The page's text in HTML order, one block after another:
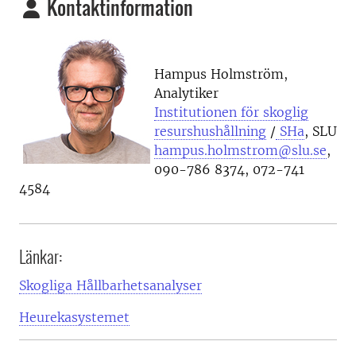
Kontaktinformation
Hampus Holmström,
Analytiker
Institutionen för skoglig
resurshushållning / SHa, SLU
hampus.holmstrom@slu.se,
090-786 8374, 072-741
4584
Länkar:
Skogliga Hållbarhetsanalyser
Heurekasystemet